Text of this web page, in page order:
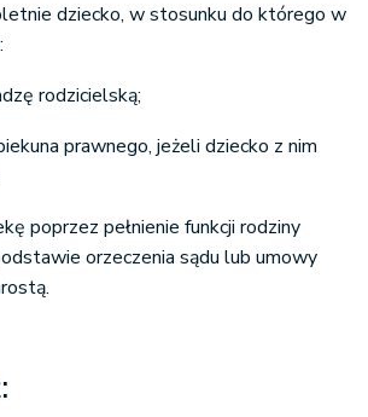
dziecko, w stosunku do którego w
rodzicielską;
prawnego, jeżeli dziecko z nim
poprzez pełnienie funkcji rodziny
orzeczenia sądu lub umowy